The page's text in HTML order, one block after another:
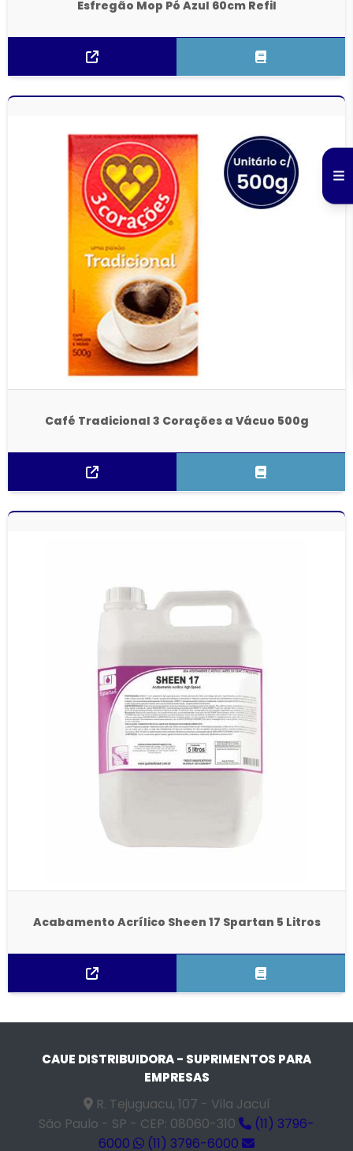
Esfregão Mop Pó Azul 60cm Refil
Café Tradicional 3 Corações a Vácuo 500g
Acabamento Acrílico Sheen 17 Spartan 5 Litros
CAUE DISTRIBUIDORA - SUPRIMENTOS PARA
EMPRESAS
R. Tejuguacu, 107 - Vila Jacuí
São Paulo - SP - CEP: 08060-310
(11) 3796-
6000
(11) 3796-6000